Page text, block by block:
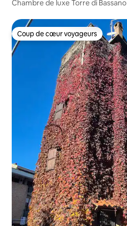
Chambre de luxe Torre di Bassano
Coup de cœur voyageurs
Coup de cœur voyageurs